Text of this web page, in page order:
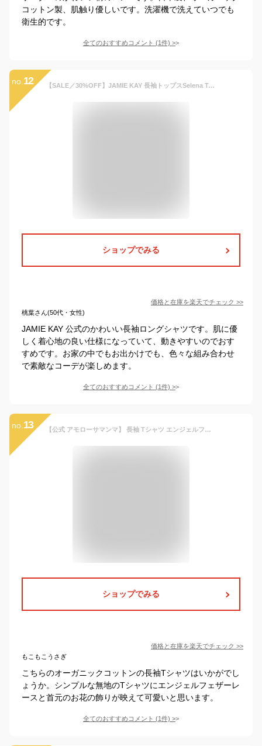
コットン製、肌触り優しいです。洗濯機で洗えていつでも
衛生的です。
全てのおすすめコメント (1件) >
no. 12 【SALE／30%OFF】JAMIE KAY 長袖トップスSelena Tofu/オーガニックコットン ジェイミーケイ マタニティウェア・ベビー用品 ロンパース・カバーオール
ショップでみる
価格と在庫を楽天でチェック >>
桃葉さん(50代・女性)
JAMIE KAY 公式のかわいい長袖ロングシャツです。肌に優
しく着心地の良い仕様になっていて、動きやすいのでおす
すめです。お家の中でもお出かけでも、色々な組み合わせ
で素敵なコーデが楽しめます。
全てのおすすめコメント (1件) >
no. 13 【公式 アモローサマンマ】 長袖 Tシャツ エンジェルフェザーレース 80 │ オーガニックコットン 出産祝い 日本製 ベビー服 赤ちゃん 赤ちゃん服 新生児 子供服 子ども服 男の子 女の子 長袖 トップス ルームウェア 保育園 幼稚園 入園準備 服 キッズ プレゼント 名入れ
ショップでみる
価格と在庫を楽天でチェック >>
もこもこうさぎ
こちらのオーガニックコットンの長袖Tシャツはいかがでし
ょうか。シンプルな無地のTシャツにエンジェルフェザーレ
ースと首元のお花の飾りが映えて可愛いと思います。
全てのおすすめコメント (1件) >